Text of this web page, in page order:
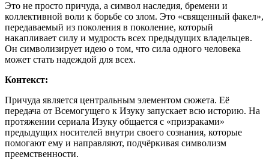
Это не просто причуда, а символ наследия, бремени и
коллективной воли к борьбе со злом. Это «священный факел»,
передаваемый из поколения в поколение, который
накапливает силу и мудрость всех предыдущих владельцев.
Он символизирует идею о том, что сила одного человека
может стать надеждой для всех.
Контекст:
Причуда является центральным элементом сюжета. Её
передача от Всемогущего к Изуку запускает всю историю. На
протяжении сериала Изуку общается с «призраками»
предыдущих носителей внутри своего сознания, которые
помогают ему и направляют, подчёркивая символизм
преемственности.